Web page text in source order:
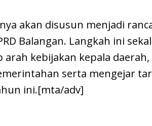
akan disusun menjadi
Balangan. Langkah ini
kebijakan kepala
serta mengejar
ini.[mta/adv]